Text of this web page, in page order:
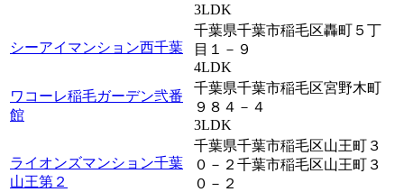
3LDK
シーアイマンション西千葉
千葉県千葉市稲毛区轟町５丁
目１－９
4LDK
ワコーレ稲毛ガーデン弐番
館
千葉県千葉市稲毛区宮野木町
９８４－４
3LDK
ライオンズマンション千葉
山王第２
千葉県千葉市稲毛区山王町３
０－２千葉市稲毛区山王町３
０－２